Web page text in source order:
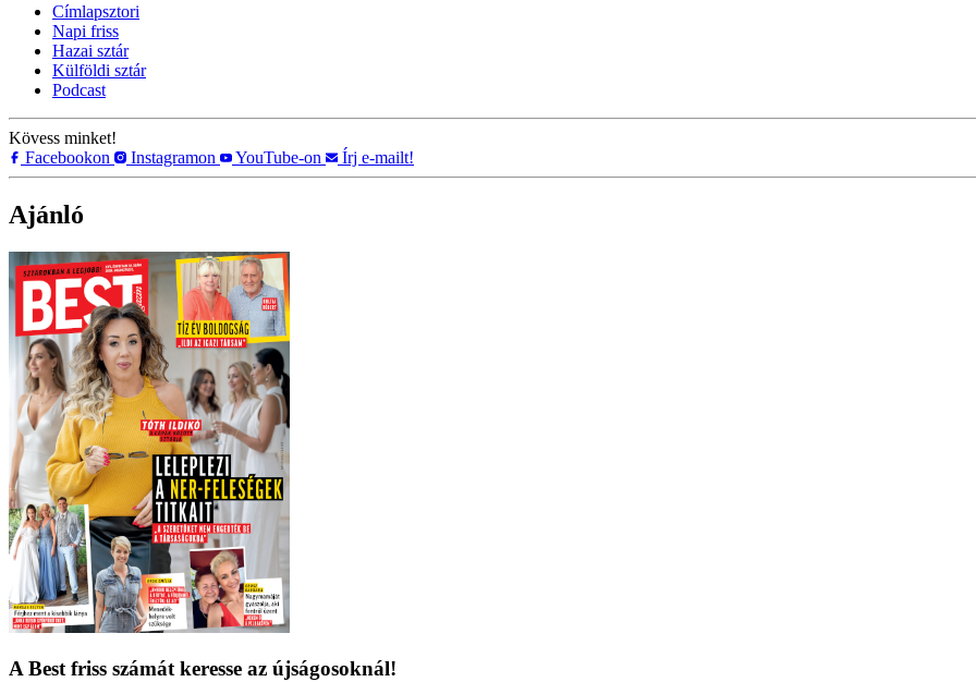
Címlapsztori
Napi friss
Hazai sztár
Külföldi sztár
Podcast
Kövess minket!
Facebookon
Instagramon YouTube-on Írj e-mailt!
Ajánló
A Best friss számát keresse az újságosoknál!